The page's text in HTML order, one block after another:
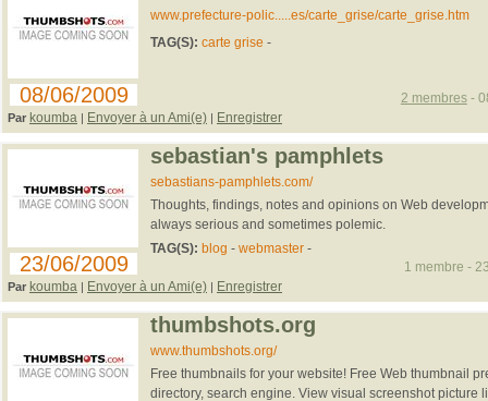
08/06/2009
www.prefecture-polic.....es/carte_grise/carte_grise.htm
TAG(S): carte grise -
Par koumba | Envoyer à un Ami(e) | Enregistrer
2 membres-
23/06/2009
sebastian's pamphlets
sebastians-pamphlets.com/
Thoughts, findings, notes and opinions on Web
always serious and sometimes polemic.
TAG(S): blog - webmaster-
Par koumba | Envoyer à un Ami(e) | Enregistrer
1 membre -
thumbshots.org
www.thumbshots.org/
Free thumbnails for your website! Free Web thumbnail
directory, search engine. View visual screenshot picture